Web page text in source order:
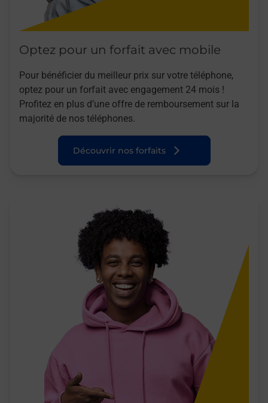
Optez pour un forfait avec mobile
Pour bénéficier du meilleur prix sur votre téléphone,
optez pour un forfait avec engagement 24 mois !
Profitez en plus d’une offre de remboursement sur la
majorité de nos téléphones.
Découvrir nos forfaits